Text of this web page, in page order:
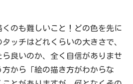
のも難しいこと！どの色を先に
ッチはどれくらいの大きさで、
良いのか、全く自信がありませ
から「絵の描き方がわからな